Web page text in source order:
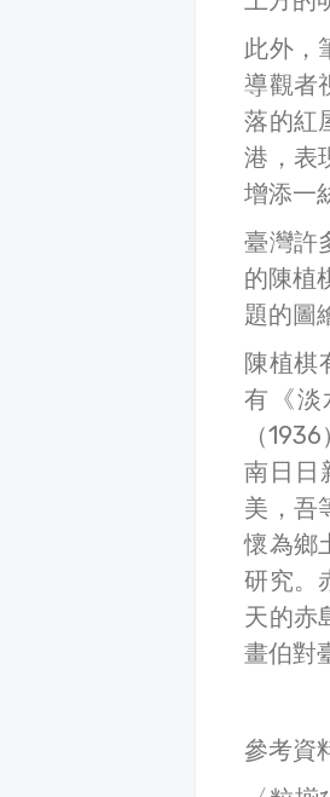
此外，
導觀者
落的紅
港，表
增添一
臺灣許
的陳植
題的圖
陳植棋
有《淡
（
南日日
美，吾
懷為鄉
研究。
天的赤
畫伯對
參考資